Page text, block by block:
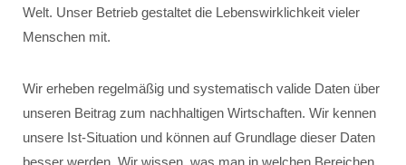
Welt. Unser Betrieb gestaltet die Lebenswirklichkeit vieler
Menschen mit.
Wir erheben regelmäßig und systematisch valide Daten über
unseren Beitrag zum nachhaltigen Wirtschaften. Wir kennen
unsere Ist-Situation und können auf Grundlage dieser Daten
besser werden. Wir wissen, was man in welchen Bereichen